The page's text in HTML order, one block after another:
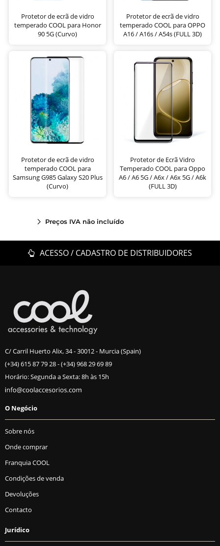
Protetor de ecrã de vidro
temperado COOL para Honor
90 5G (Curvo)
Protetor de ecrã de vidro
temperado COOL para OPPO
A16 / A16s / A54s (FULL 3D)
Protetor de ecrã de vidro
temperado COOL para
Samsung G985 Galaxy S20 Plus
(Curvo)
Protetor de Ecrã Vidro
Temperado COOL para Oppo
A6 / A6 5G / A6x / A6x 5G / A6k
(FULL 3D)
Preços IVA não incluído
ACESSO / CADASTRO DE DISTRIBUIDORES
C/ Carril Huerto Alix, 34 - 30012 - Murcia (Spain)
(+34) 615 87 79 28-(+34) 968 29 69 89
Horário: Segunda a Sexta: 8h às 15h
O Negócio
Sobre nós
Onde comprar
Franquia COOL
Condições de venda
Devoluções
Contacto
Jurídico